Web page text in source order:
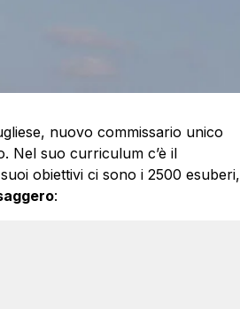
nuovo commissario unico
Nel suo curriculum c’è il
obiettivi ci sono i 2500 esuberi,
: